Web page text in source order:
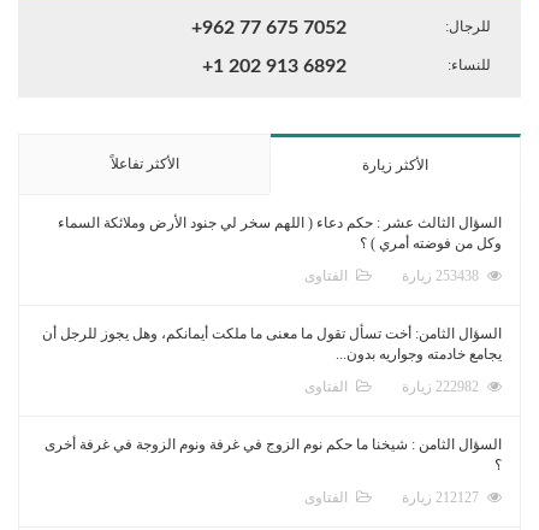
للرجال: +962 77 675 7052
للنساء: +1 202 913 6892
الأكثر زيارة الأكثر تفاعلاً
السؤال الثالث عشر : حكم دعاء ( اللهم سخر لي جنود الأرض وملائكة السماء
وكل من فوضته أمري ) ؟
الفتاوى
السؤال الثامن: أخت تسأل تقول ما معنى ما ملكت أيمانكم، وهل يجوز للرجل أن
يجامع خادمته وجواريه بدون...
الفتاوى
السؤال الثامن : شيخنا ما حكم نوم الزوج في غرفة ونوم الزوجة في غرفة أخرى
؟
الفتاوى